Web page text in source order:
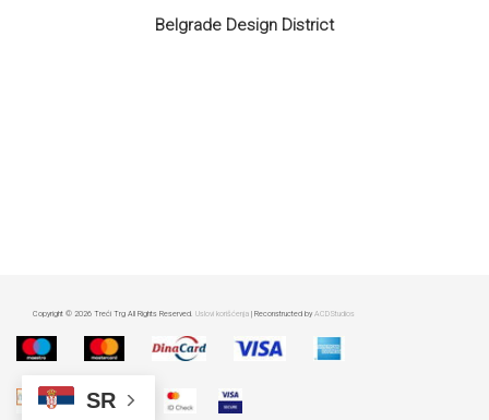
Belgrade Design District
Copyright © 2026 Treći Trg All Rights Reserved. Uslovi korišćenja | Reconstructed byACDStudios
SR